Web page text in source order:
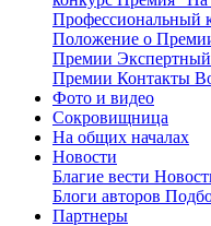
Профессиональный
Положение о
Премии Экспертный
Премии Контакты
Фото и видео
Сокровищница
На общих началах
Новости
Благие вести
Блоги авторов
Партнеры